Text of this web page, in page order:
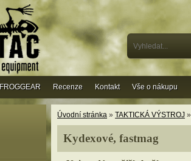
Úvodní stránka » TAKTICKÁ VÝSTROJ
Kydexové, fastmag
FROGGEAR Recenze Kontakt Vše o nákupu